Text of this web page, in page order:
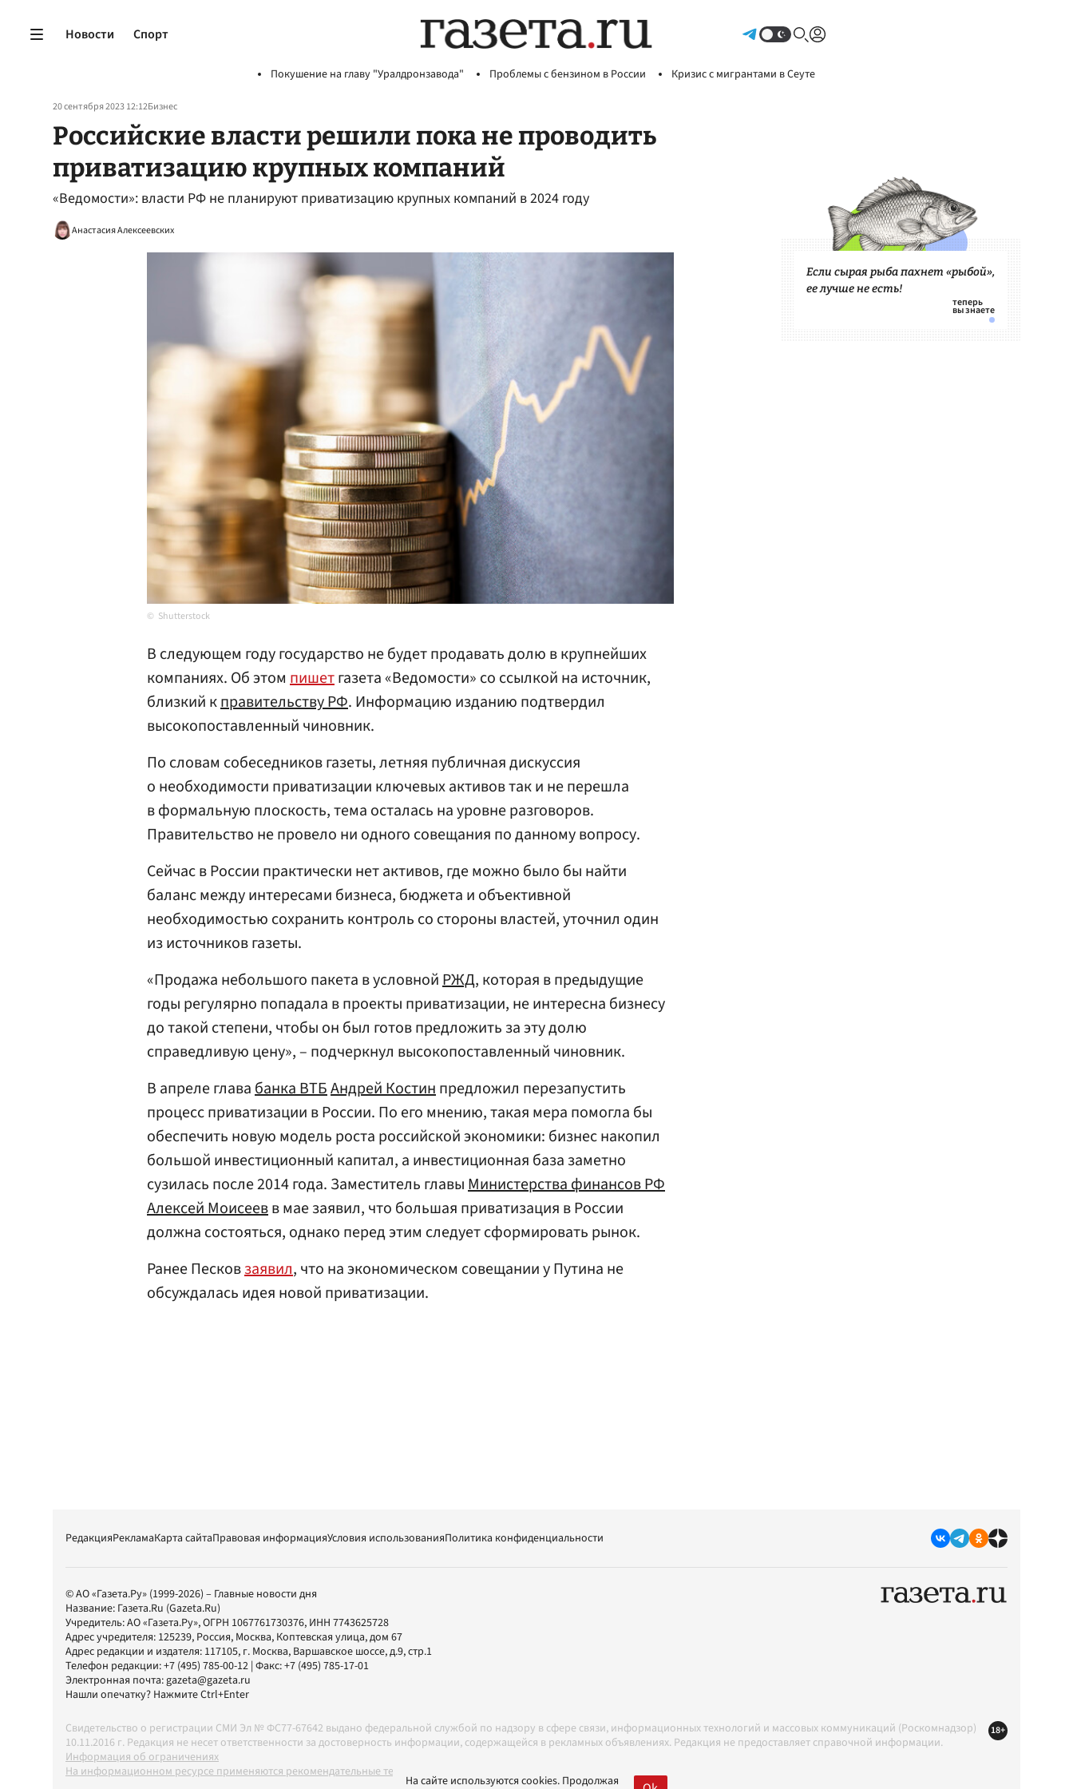
Новости Спорт
Покушение на главу "Уралдронзавода" Проблемы с бензином в России Кризис с мигрантами в Сеуте
20 сентября 2023 12:12Бизнес
Российские власти решили пока не проводить
приватизацию крупных компаний
«Ведомости»: власти РФ не планируют приватизацию крупных компаний в 2024 году
Анастасия Алексеевских
Shutterstock
В следующем году государство не будет продавать долю в крупнейших
компаниях. Об этом пишетгазета «Ведомости» со ссылкой на источник,
близкий кправительствуРФ. Информацию изданию подтвердил
высокопоставленный чиновник.
По словам собеседников газеты, летняя публичная дискуссия
о необходимости приватизации ключевых активов так и не перешла
в формальную плоскость, тема осталась на уровне разговоров.
Правительство не провело ни одного совещания по данному вопросу.
Сейчас в России практически нет активов, где можно было бы найти
баланс между интересами бизнеса, бюджета и объективной
необходимостью сохранить контроль со стороны властей, уточнил один
из источников газеты.
«Продажа небольшого пакета в условнойРЖД, которая в предыдущие
годы регулярно попадала в проекты приватизации, не интересна бизнесу
до такой степени, чтобы он был готов предложить за эту долю
справедливую цену», – подчеркнул высокопоставленный чиновник.
В апреле главабанка ВТБАндрей Костинпредложил перезапустить
процесс приватизации в России. По его мнению, такая мера помогла бы
обеспечить новую модель роста российской экономики: бизнес накопил
большой инвестиционный капитал, а инвестиционная база заметно
сузилась после 2014 года. Заместитель главыМинистерства финансов РФ
Алексей Моисеевв мае заявил, что большая приватизация в России
должна состояться, однако перед этим следует сформировать рынок.
Ранее Песковзаявил, что на экономическом совещании у Путина не
обсуждалась идея новой приватизации.
Если сырая рыба пахнет «рыбой»,
ее лучше не есть!
РедакцияРекламаКарта сайтаПравовая информацияУсловия использованияПолитика конфиденциальности
© АО «Газета.Ру» (1999-2026) – Главные новости дня
Название: Газета.Ru (Gazeta.Ru)
Учредитель:АО «Газета.Ру», ОГРН 1067761730376, ИНН 7743625728
Адрес учредителя: 125239, Россия, Москва, Коптевская улица, дом 67
Адрес редакции и издателя: 117105, г. Москва, Варшавское шоссе, д.9, стр.1
Телефон редакции:+7 (495) 785-00-12 | Факс:+7 (495) 785-17-01
Электронная почта:gazeta@gazeta.ru
Нашли опечатку? Нажмите Ctrl+Enter
Свидетельство о регистрации СМИ Эл № ФС77-67642 выдано федеральной службой по надзору в сфере связи, информационных технологий и массовых коммуникаций (Роскомнадзор)
10.11.2016 г. Редакция не несет ответственности за достоверность информации, содержащейся в рекламных объявлениях. Редакция не предоставляет справочной информации.
Информация об ограничениях
На информационном ресурсе применяются рекомендательные технологии в соответствии с Правилами
18+
На сайте используются cookies. Продолжая